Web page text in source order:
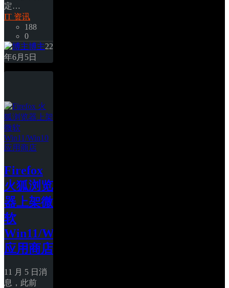
定…
IT 资讯
188
0
博主22
年6月5日
Firefox
火狐浏览
器上架微
软
Win11/Win10
应用商店
11 月 5 日消
息，此前